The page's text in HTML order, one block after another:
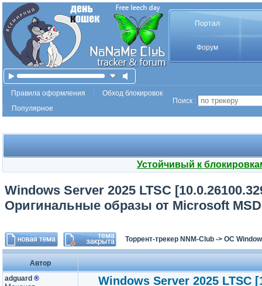
Портал
Форум
Правила оформления
Обход блокировок
Популярное
Поиск :
Устойчивый к
Windows Server 2025 LTSC
Оригинальные образы от Microsoft
Торрент-трекер NNM-Club -> ОС
Автор
adguard ®
Windows Server 2025 LTSC